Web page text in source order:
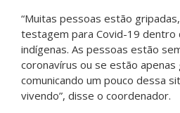
“Muitas pessoas estão
testagem para Covid-19
indígenas. As pessoas estão
coronavírus ou se estão apenas
comunicando um pouco dessa
vivendo”, disse o coordenador.